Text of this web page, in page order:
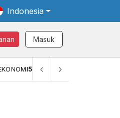
Indonesia
Masuk
(YOY) (Q1)